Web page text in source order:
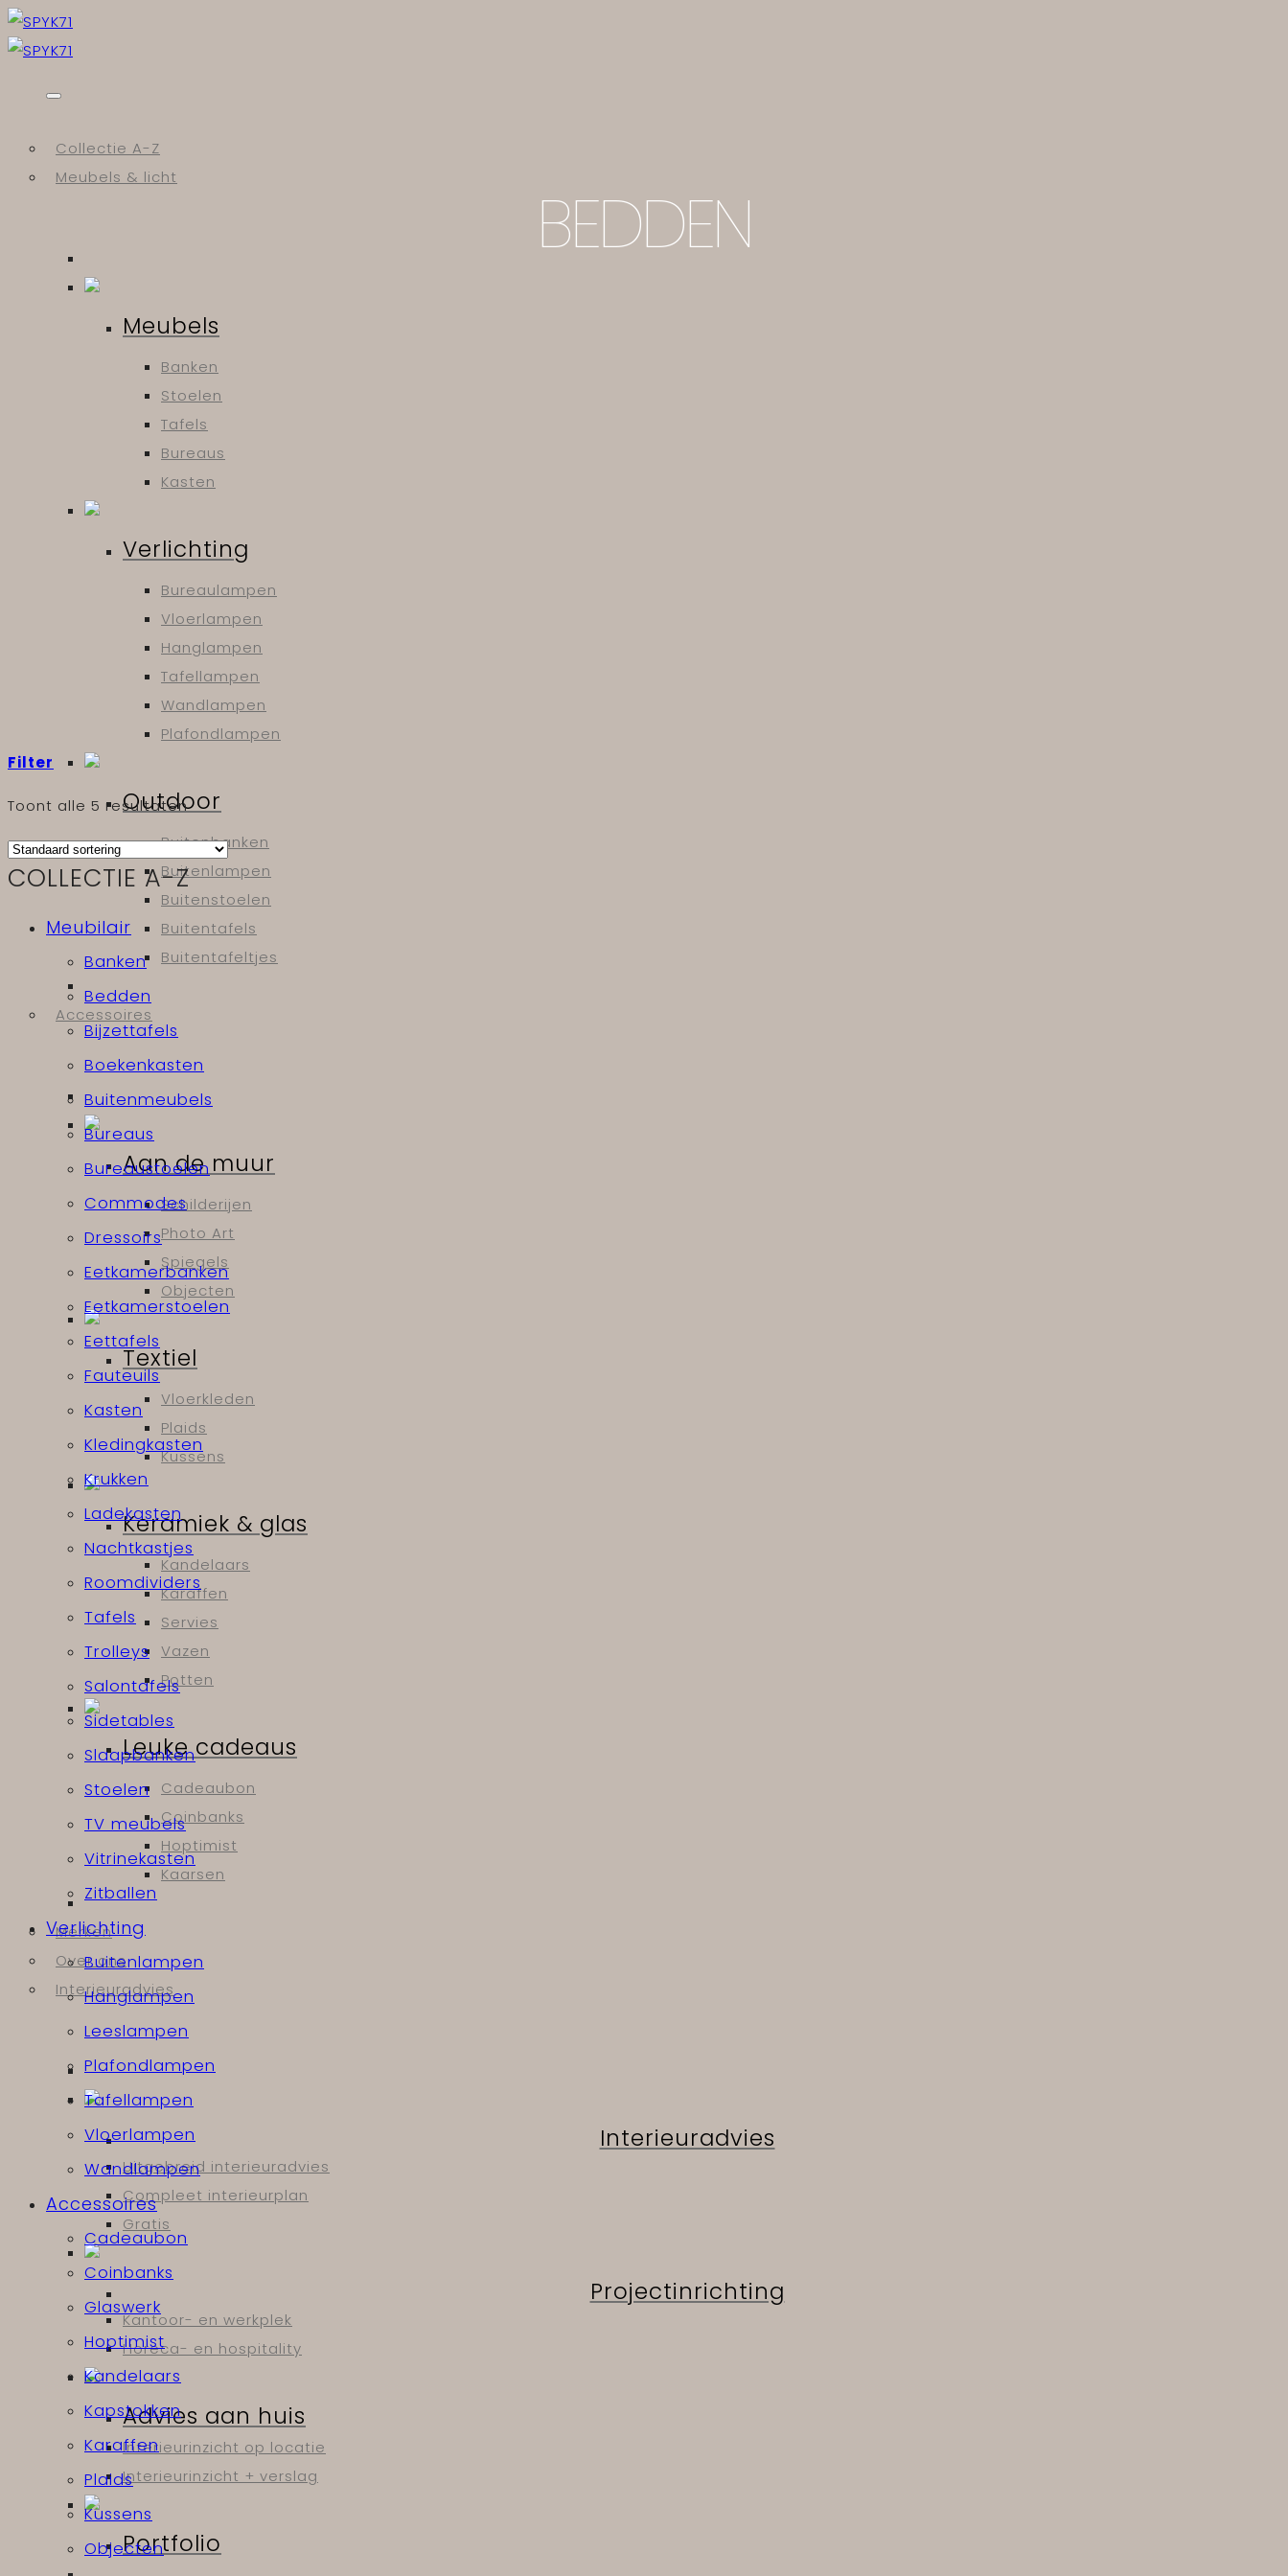
Skip
to
Collectie A-Z
Meubels & licht
Meubels
Banken
Stoelen
Tafels
Bureaus
Kasten
Verlichting
Bureaulampen
Vloerlampen
Hanglampen
Tafellampen
Wandlampen
Plafondlampen
Outdoor
Buitenbanken
Buitenlampen
Buitenstoelen
Buitentafels
Buitentafeltjes
Accessoires
Aan de muur
Schilderijen
Photo Art
Spiegels
Objecten
Textiel
Vloerkleden
Plaids
Kussens
Keramiek & glas
Kandelaars
Karaffen
Servies
Vazen
Potten
Leuke cadeaus
Cadeaubon
Coinbanks
Hoptimist
Kaarsen
Merken
Over ons
Interieuradvies
Interieuradvies
Uitgebreid interieuradvies
Compleet interieurplan
Gratis
Projectinrichting
Kantoor- en werkplek
Horeca- en hospitality
Advies aan huis
Interieurinzicht op locatie
Interieurinzicht + verslag
Portfolio
BEDDEN
Filter
Toont alle 5 resultaten
COLLECTIE A-Z
Meubilair
Banken
Bedden
Bijzettafels
Boekenkasten
Buitenmeubels
Bureaus
Bureaustoelen
Commodes
Dressoirs
Eetkamerbanken
Eetkamerstoelen
Eettafels
Fauteuils
Kasten
Kledingkasten
Krukken
Ladekasten
Nachtkastjes
Roomdividers
Tafels
Trolleys
Salontafels
Sidetables
Slaapbanken
Stoelen
TV meubels
Vitrinekasten
Zitballen
Verlichting
Buitenlampen
Hanglampen
Leeslampen
Plafondlampen
Tafellampen
Vloerlampen
Wandlampen
Accessoires
Cadeaubon
Coinbanks
Glaswerk
Hoptimist
Kandelaars
Kapstokken
Karaffen
Plaids
Kussens
Objecten